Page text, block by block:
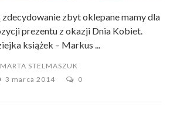
zdecydowanie zbyt oklepane mamy dla
prezentu z okazji Dnia Kobiet.
książek – Markus ...
MARTA STELMASZUK
3 marca 2014
0